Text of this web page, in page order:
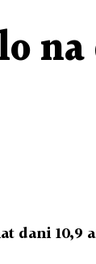
dani 10,9